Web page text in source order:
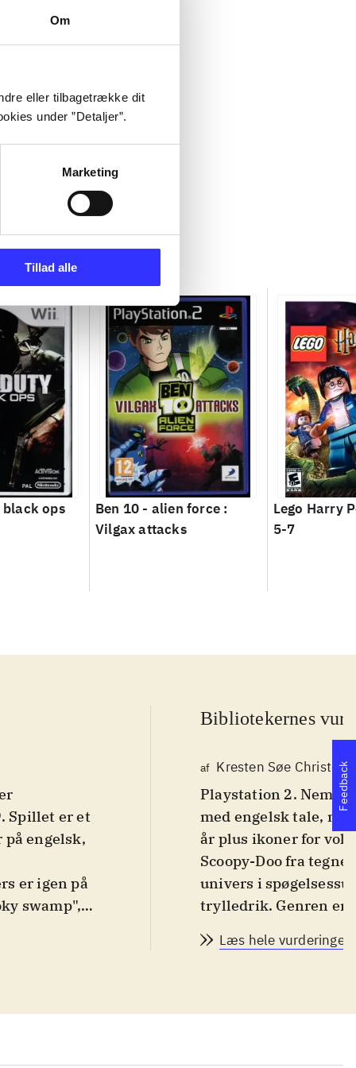
Om
eller tilbagetrække dit
under ”Detaljer”.
Marketing
Tillad alle
ops
Ben 10 - alien force :
Vilgax attacks
Lego Harry
5-7
Spillet er et
engelsk,
er igen på
swamp",
man
specielle
Bibliotekernes
af Kresten Søe
Playstation 2. Nemt
med engelsk tale,
år plus ikoner for
Scoopy-Doo fra
univers i
trylledrik. Genren er
på skift eller styret af
underholdende, idet
ensformige, men de
Læs hele vurderingen
Feedback